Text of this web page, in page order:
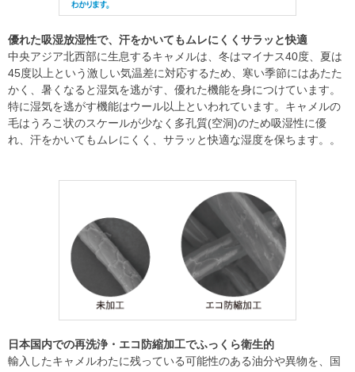
優れた吸湿放湿性で、汗をかいてもムレにくくサラッと快適
中央アジア北西部に生息するキャメルは、冬はマイナス40度、夏は
45度以上という激しい気温差に対応するため、寒い季節にはあたた
かく、暑くなると湿気を逃がす、優れた機能を身につけています。
特に湿気を逃がす機能はウール以上といわれています。キャメルの
毛はうろこ状のスケールが少なく多孔質(空洞)のため吸湿性に優
れ、汗をかいてもムレにくく、サラッと快適な湿度を保ちます。。
日本国内での再洗浄・エコ防縮加工でふっくら衛生的
輸入したキャメルわたに残っている可能性のある油分や異物を、国